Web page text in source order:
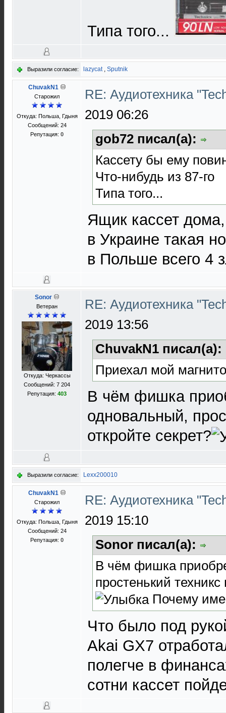
Типа того...
Выразили согласие: lazycat, Sputnik
ChuvakN1
Старожил
Откуда: Польша, Гдыня
Сообщений: 24
Репутация: 0
RE: Аудиотехника
2019 06:26
gob72 писал(а):
Кассету бы ему
Что-нибудь из 87-го
Типа того...
Ящик кассет
в Украине такая
в Польше всего 4
Sonor
Ветеран
Откуда: Черкассы
Сообщений: 7 204
Репутация: 403
RE: Аудиотехника
2019 13:56
ChuvakN1 писал(а):
Приехал мой
В чём фишка
одновальный,
откройте секрет?
Выразили согласие: Lexx200010
ChuvakN1
Старожил
Откуда: Польша, Гдыня
Сообщений: 24
Репутация: 0
RE: Аудиотехника
2019 15:10
Sonor писал(а):
В чём фишка
простенький
Почему
Что было под
Akai GX7
полегче в
сотни кассет